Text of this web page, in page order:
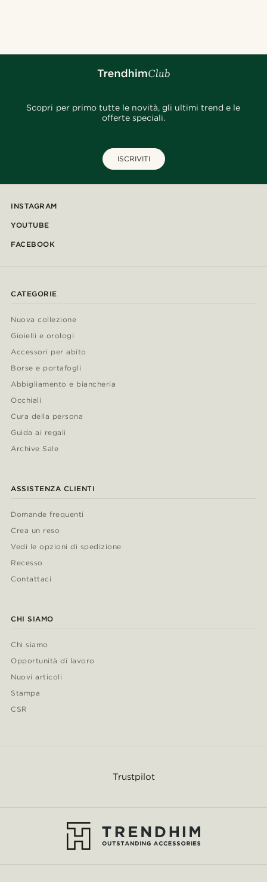
Scopri per primo tutte le novità, gli ultimi trend e le
offerte speciali.
ISCRIVITI
INSTAGRAM
YOUTUBE
FACEBOOK
CATEGORIE
Nuova collezione
Gioielli e orologi
Accessori per abito
Borse e portafogli
Abbigliamento e biancheria
Occhiali
Cura della persona
Guida ai regali
Archive Sale
ASSISTENZA CLIENTI
Domande frequenti
Crea un reso
Vedi le opzioni di spedizione
Recesso
Contattaci
CHI SIAMO
Chi siamo
Opportunità di lavoro
Nuovi articoli
Stampa
CSR
Trustpilot